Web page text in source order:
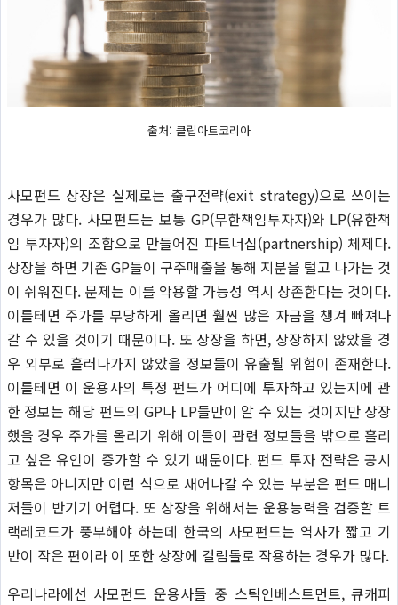
출처: 클립아트코리아
사모펀드 상장은 실제로는 출구전략(exit strategy)으로 쓰이는
경우가 많다. 사모펀드는 보통 GP(무한책임투자자)와 LP(유한책
임 투자자)의 조합으로 만들어진 파트너십(partnership) 체제다.
상장을 하면 기존 GP들이 구주매출을 통해 지분을 털고 나가는 것
이 쉬워진다. 문제는 이를 악용할 가능성 역시 상존한다는 것이다.
이를테면 주가를 부당하게 올리면 훨씬 많은 자금을 챙겨 빠져나
갈 수 있을 것이기 때문이다. 또 상장을 하면, 상장하지 않았을 경
우 외부로 흘러나가지 않았을 정보들이 유출될 위험이 존재한다.
이를테면 이 운용사의 특정 펀드가 어디에 투자하고 있는지에 관
한 정보는 해당 펀드의 GP나 LP들만이 알 수 있는 것이지만 상장
했을 경우 주가를 올리기 위해 이들이 관련 정보들을 밖으로 흘리
고 싶은 유인이 증가할 수 있기 때문이다. 펀드 투자 전략은 공시
항목은 아니지만 이런 식으로 새어나갈 수 있는 부분은 펀드 매니
저들이 반기기 어렵다. 또 상장을 위해서는 운용능력을 검증할 트
랙레코드가 풍부해야 하는데 한국의 사모펀드는 역사가 짧고 기
반이 작은 편이라 이 또한 상장에 걸림돌로 작용하는 경우가 많다.
우리나라에선 사모펀드 운용사들 중 스틱인베스트먼트, 큐캐피